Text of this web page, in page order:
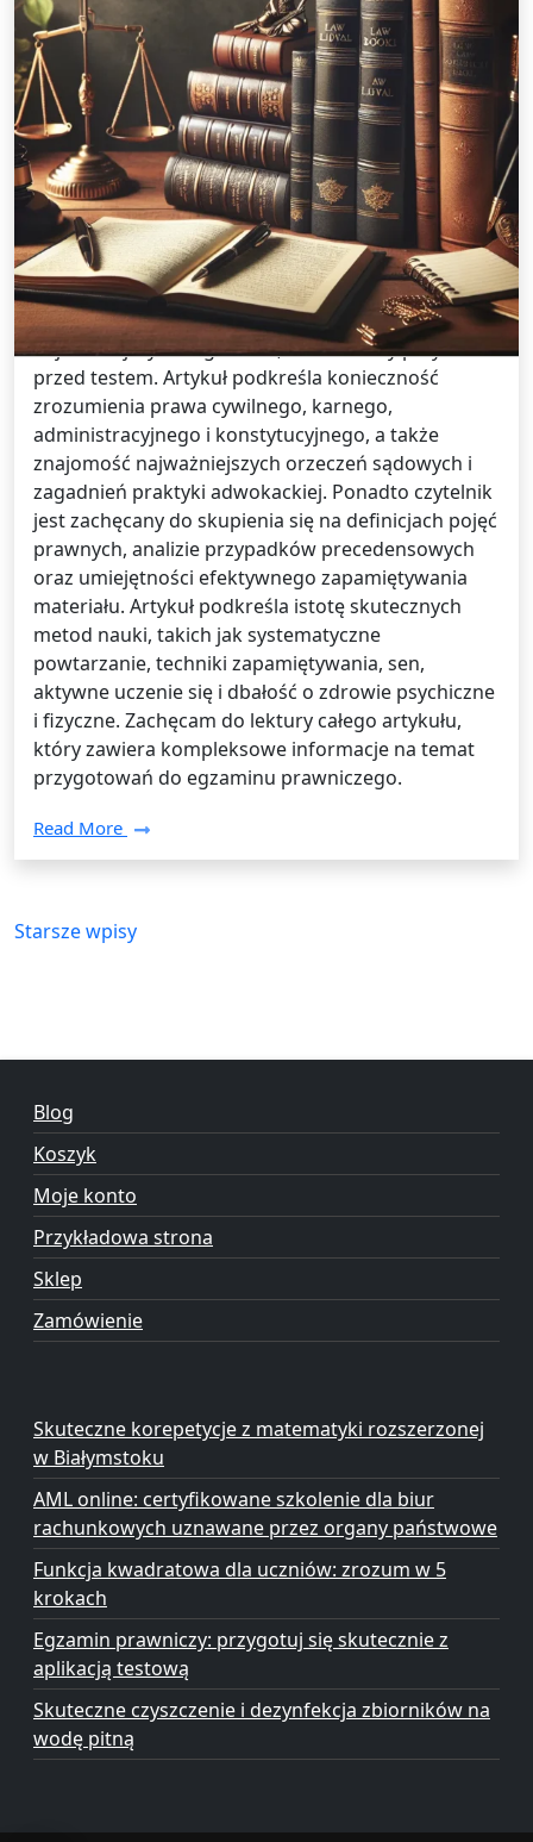
Tłumaczenia /28 września 2024
Jak skutecznie przygotować się do
testów na egzamin prawniczy?
Więc tematem mojego artykułu jest przygotowanie
do egzaminu prawniczego i omówienie
najważniejszych zagadnień, które należy przyswoić
przed testem. Artykuł podkreśla konieczność
zrozumienia prawa cywilnego, karnego,
administracyjnego i konstytucyjnego, a także
znajomość najważniejszych orzeczeń sądowych i
zagadnień praktyki adwokackiej. Ponadto czytelnik
jest zachęcany do skupienia się na definicjach pojęć
prawnych, analizie przypadków precedensowych
oraz umiejętności efektywnego zapamiętywania
materiału. Artykuł podkreśla istotę skutecznych
metod nauki, takich jak systematyczne
powtarzanie, techniki zapamiętywania, sen,
aktywne uczenie się i dbałość o zdrowie psychiczne
i fizyczne. Zachęcam do lektury całego artykułu,
który zawiera kompleksowe informacje na temat
przygotowań do egzaminu prawniczego.
Read More
Nawigacja
Starsze wpisy
Blog
Koszyk
Moje konto
Przykładowa strona
Sklep
Zamówienie
Skuteczne korepetycje z matematyki rozszerzonej
w Białymstoku
AML online: certyfikowane szkolenie dla biur
rachunkowych uznawane przez organy państwowe
Funkcja kwadratowa dla uczniów: zrozum w 5
krokach
Egzamin prawniczy: przygotuj się skutecznie z
aplikacją testową
Skuteczne czyszczenie i dezynfekcja zbiorników na
wodę pitną